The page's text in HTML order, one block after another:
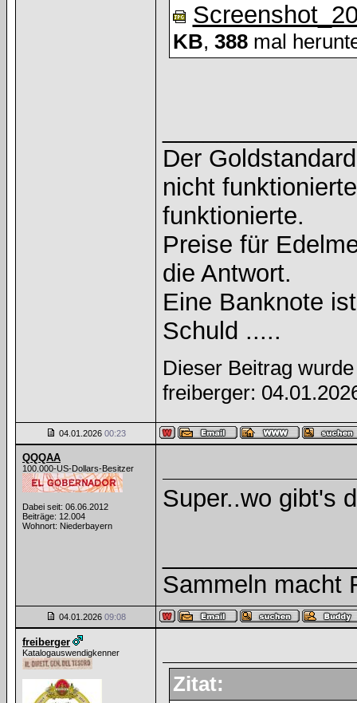
KB, 388mal
Der
nicht
funktionierte.
Preise für
die Antwort.
Eine Banknote
Schuld .....
Dieser Beitrag
freiberger:
04.01.2026 00:23
QQQAA
100.000-US-Dollars-Besitzer
Dabei seit: 06.06.2012
Beiträge: 12.004
Wohnort: Niederbayern
Super..wo gibt's
Sammeln macht
04.01.2026 09:08
freiberger
Katalogauswendigkenner
Zitat: